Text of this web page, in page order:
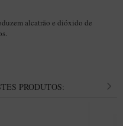
alcatrão e dióxido de
PRODUTOS: